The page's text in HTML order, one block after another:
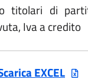
titolari di
Iva a credito
EXCEL